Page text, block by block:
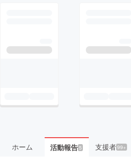
ホーム 活動報告5 支援者99+